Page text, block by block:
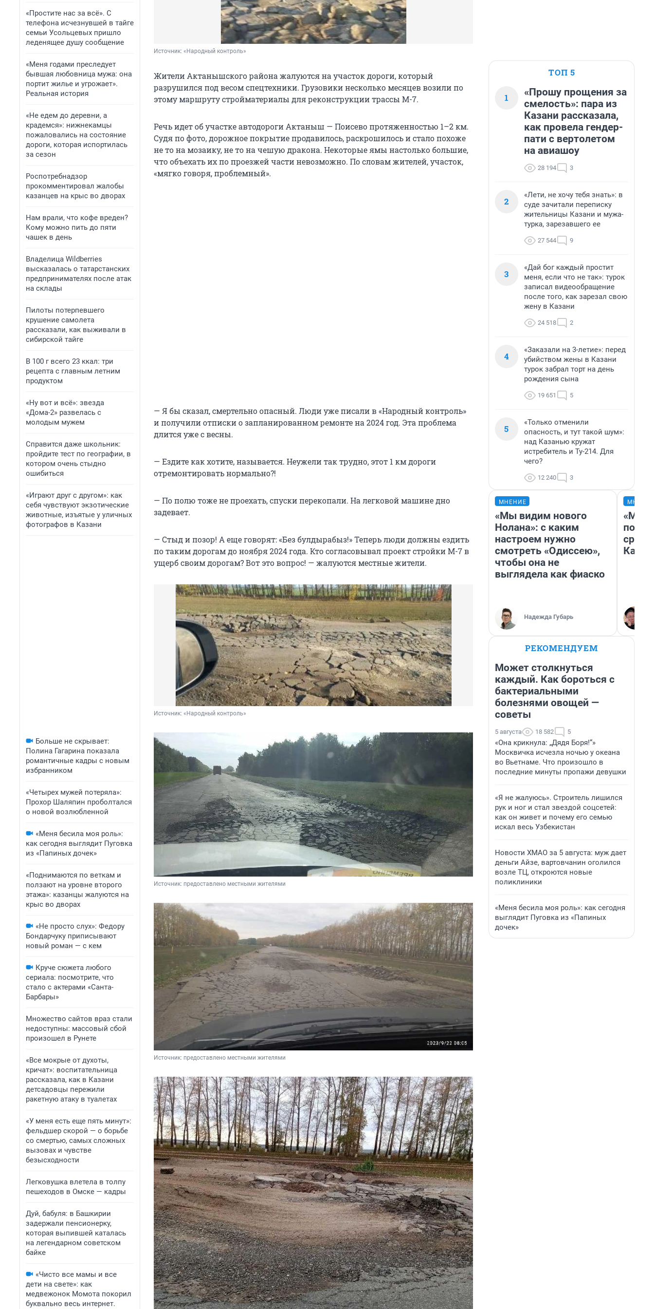
«Простите нас за всё». С
телефона исчезнувшей в тайге
семьи Усольцевых пришло
леденящее душу сообщение
«Меня годами преследует
бывшая любовница мужа: она
портит жилье и угрожает».
Реальная история
«Не едем до деревни, а
крадемся»: нижнекамцы
пожаловались на состояние
дороги, которая испортилась
за сезон
Роспотребнадзор
прокомментировал жалобы
казанцев на крыс во дворах
Нам врали, что кофе вреден?
Кому можно пить до пяти
чашек в день
Владелица Wildberries
высказалась о татарстанских
предпринимателях после атак
на склады
Пилоты потерпевшего
крушение самолета
рассказали, как выживали в
сибирской тайге
В 100 г всего 23 ккал: три
рецепта с главным летним
продуктом
«Ну вот и всё»: звезда
«Дома-2» развелась с
молодым мужем
Справится даже школьник:
пройдите тест по географии, в
котором очень стыдно
ошибиться
«Играют друг с другом»: как
себя чувствуют экзотические
животные, изъятые у уличных
фотографов в Казани
Больше не скрывает:
Полина Гагарина показала
романтичные кадры с новым
избранником
«Четырех мужей потеряла»:
Прохор Шаляпин проболтался
о новой возлюбленной
«Меня бесила моя роль»:
как сегодня выглядит Пуговка
из «Папиных дочек»
«Поднимаются по веткам и
ползают на уровне второго
этажа»: казанцы жалуются на
крыс во дворах
«Не просто слух»: Федору
Бондарчуку приписывают
новый роман — с кем
Круче сюжета любого
сериала: посмотрите, что
стало с актерами «Санта-
Барбары»
Множество сайтов враз стали
недоступны: массовый сбой
произошел в Рунете
«Все мокрые от духоты,
кричат»: воспитательница
рассказала, как в Казани
детсадовцы пережили
ракетную атаку в туалетах
«У меня есть еще пять минут»:
фельдшер скорой — о борьбе
со смертью, самых сложных
вызовах и чувстве
безысходности
Легковушка влетела в толпу
пешеходов в Омске — кадры
Дуй, бабуля: в Башкирии
задержали пенсионерку,
которая выпившей каталась
на легендарном советском
байке
«Чисто все мамы и все
дети на свете»: как
медвежонок Момота покорил
буквально весь интернет.
Источник: «Народный контроль»
Жители Актанышского района жалуются на участок дороги, который
разрушился под весом спецтехники. Грузовики несколько месяцев возили по
этому маршруту стройматериалы для реконструкции трассы М-7.
Речь идет об участке автодороги Актаныш — Поисево протяженностью 1–2 км.
Судя по фото, дорожное покрытие продавилось, раскрошилось и стало похоже
не то на мозаику, не то на чешую дракона. Некоторые ямы настолько большие,
что объехать их по проезжей части невозможно. По словам жителей, участок,
«мягко говоря, проблемный».
— Я бы сказал, смертельно опасный. Люди уже писали в «Народный контроль»
и получили отписки о запланированном ремонте на 2024 год. Эта проблема
длится уже с весны.
— Ездите как хотите, называется. Неужели так трудно, этот 1 км дороги
отремонтировать нормально?!
— По полю тоже не проехать, спуски перекопали. На легковой машине дно
задевает.
— Стыд и позор! А еще говорят: «Без булдырабыз!» Теперь люди должны ездить
по таким дорогам до ноября 2024 года. Кто согласовывал проект стройки М-7 в
ущерб своим дорогам? Вот это вопрос! — жалуются местные жители.
Источник: «Народный контроль»
Источник: предоставлено местными жителями
Источник: предоставлено местными жителями
ТОП 5
1
«Прошу прощения за
смелость»: пара из
Казани рассказала,
как провела гендер-
пати с вертолетом
на авиашоу
28 194 3
2
«Лети, не хочу тебя знать»: в
суде зачитали переписку
жительницы Казани и мужа-
турка, зарезавшего ее
27 544 9
3
«Дай бог каждый простит
меня, если что не так»: турок
записал видеообращение
после того, как зарезал свою
жену в Казани
24 518 2
4
«Заказали на 3-летие»: перед
убийством жены в Казани
турок забрал торт на день
рождения сына
19 651 5
5
«Только отменили
опасность, и тут такой шум»:
над Казанью кружат
истребитель и Ту-214. Для
чего?
12 240 3
МНЕНИЕ
«Мы видим нового
Нолана»: с каким
настроем нужно
смотреть «Одиссею»,
чтобы она не
выглядела как фиаско
Надежда Губарь
РЕКОМЕНДУЕМ
Может столкнуться
каждый. Как бороться с
бактериальными
болезнями овощей —
советы
5 августа 18 582 5
«Она крикнула: „Дядя Боря!“»
Москвичка исчезла ночью у океана
во Вьетнаме. Что произошло в
последние минуты пропажи девушки
«Я не жалуюсь». Строитель лишился
рук и ног и стал звездой соцсетей:
как он живет и почему его семью
искал весь Узбекистан
Новости ХМАО за 5 августа: муж дает
деньги Айзе, вартовчанин оголился
возле ТЦ, откроются новые
поликлиники
«Меня бесила моя роль»: как сегодня
выглядит Пуговка из «Папиных
дочек»